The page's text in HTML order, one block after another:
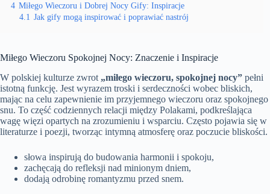
4 Miłego Wieczoru i Dobrej Nocy Gify: Inspiracje
4.1 Jak gify mogą inspirować i poprawiać nastrój
Miłego Wieczoru Spokojnej Nocy: Znaczenie i Inspiracje
W polskiej kulturze zwrot „miłego wieczoru, spokojnej nocy” pełni
istotną funkcję. Jest wyrazem troski i serdeczności wobec bliskich,
mając na celu zapewnienie im przyjemnego wieczoru oraz spokojnego
snu. To część codziennych relacji między Polakami, podkreślająca
wagę więzi opartych na zrozumieniu i wsparciu. Często pojawia się w
literaturze i poezji, tworząc intymną atmosferę oraz poczucie bliskości.
słowa inspirują do budowania harmonii i spokoju,
zachęcają do refleksji nad minionym dniem,
dodają odrobinę romantyzmu przed snem.